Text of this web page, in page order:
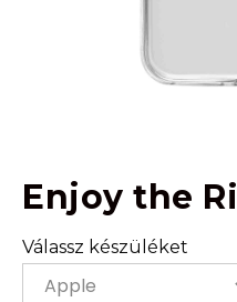
Enjoy the
Válassz készüléket